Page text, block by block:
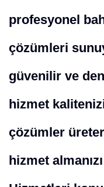
profesyonel
çözümleri
güvenilir ve
hizmet
çözümler
hizmet